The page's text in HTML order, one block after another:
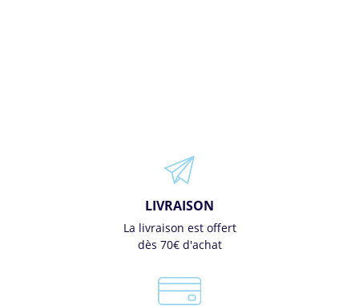
LIVRAISON
La livraison est offert
dès 70€ d'achat